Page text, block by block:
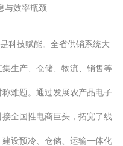
与效率瓶颈
科技赋能。全省供销系统大
生产、仓储、物流、销售等
难题。通过发展农产品电子
全国性电商巨头，拓宽了线
建设预冷、仓储、运输一体化